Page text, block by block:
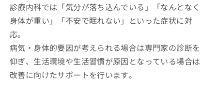
診療内科では「気分が落ち込んでいる」「なんとなく
身体が重い」「不安で眠れない」といった症状に対
応。
病気・身体的要因が考えられる場合は専門家の診断を
仰ぎ、生活環境や生活習慣が原因となっている場合は
改善に向けたサポートを行います。